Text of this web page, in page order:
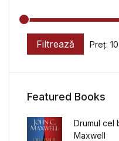
Preț minim
Preț maxim
Filtrează Preț:
Featured Books
Drumul cel
Maxwell